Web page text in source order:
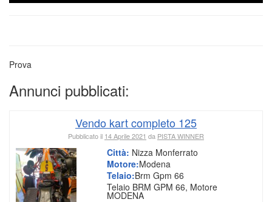
Prova
Annunci pubblicati:
Vendo kart completo 125
Pubblicato il 14 Aprile 2021 da PISTA WINNER
Città: Nizza Monferrato
Motore:Modena
Telaio:Brm Gpm 66
Telaio BRM GPM 66, Motore
MODENA